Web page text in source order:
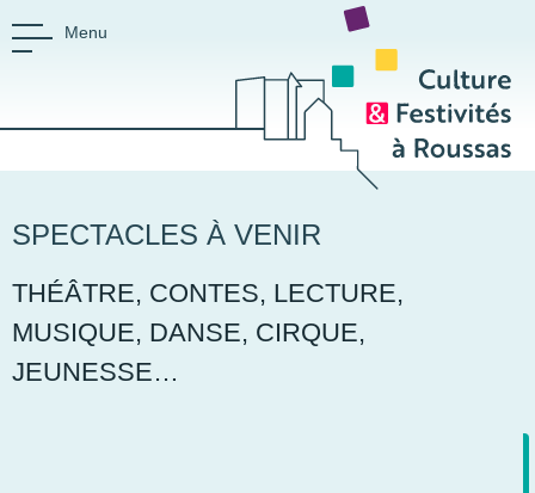
Menu
SPECTACLES À VENIR
THÉÂTRE, CONTES, LECTURE,
MUSIQUE, DANSE, CIRQUE,
JEUNESSE…